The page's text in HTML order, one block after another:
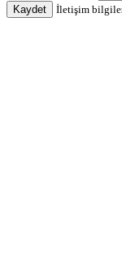
Kaydet İletişim